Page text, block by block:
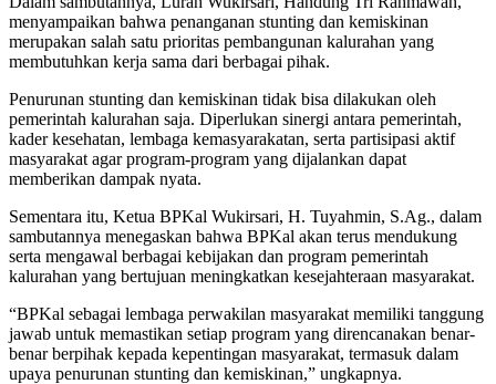
menyampaikan bahwa penanganan stunting dan kemiskinan
merupakan salah satu prioritas pembangunan kalurahan yang
membutuhkan kerja sama dari berbagai pihak.
Penurunan stunting dan kemiskinan tidak bisa dilakukan oleh
pemerintah kalurahan saja. Diperlukan sinergi antara pemerintah,
kader kesehatan, lembaga kemasyarakatan, serta partisipasi aktif
masyarakat agar program-program yang dijalankan dapat
memberikan dampak nyata.
Sementara itu, Ketua BPKal Wukirsari, H. Tuyahmin, S.Ag., dalam
sambutannya menegaskan bahwa BPKal akan terus mendukung
serta mengawal berbagai kebijakan dan program pemerintah
kalurahan yang bertujuan meningkatkan kesejahteraan masyarakat.
“BPKal sebagai lembaga perwakilan masyarakat memiliki tanggung
jawab untuk memastikan setiap program yang direncanakan benar-
benar berpihak kepada kepentingan masyarakat, termasuk dalam
upaya penurunan stunting dan kemiskinan,” ungkapnya.